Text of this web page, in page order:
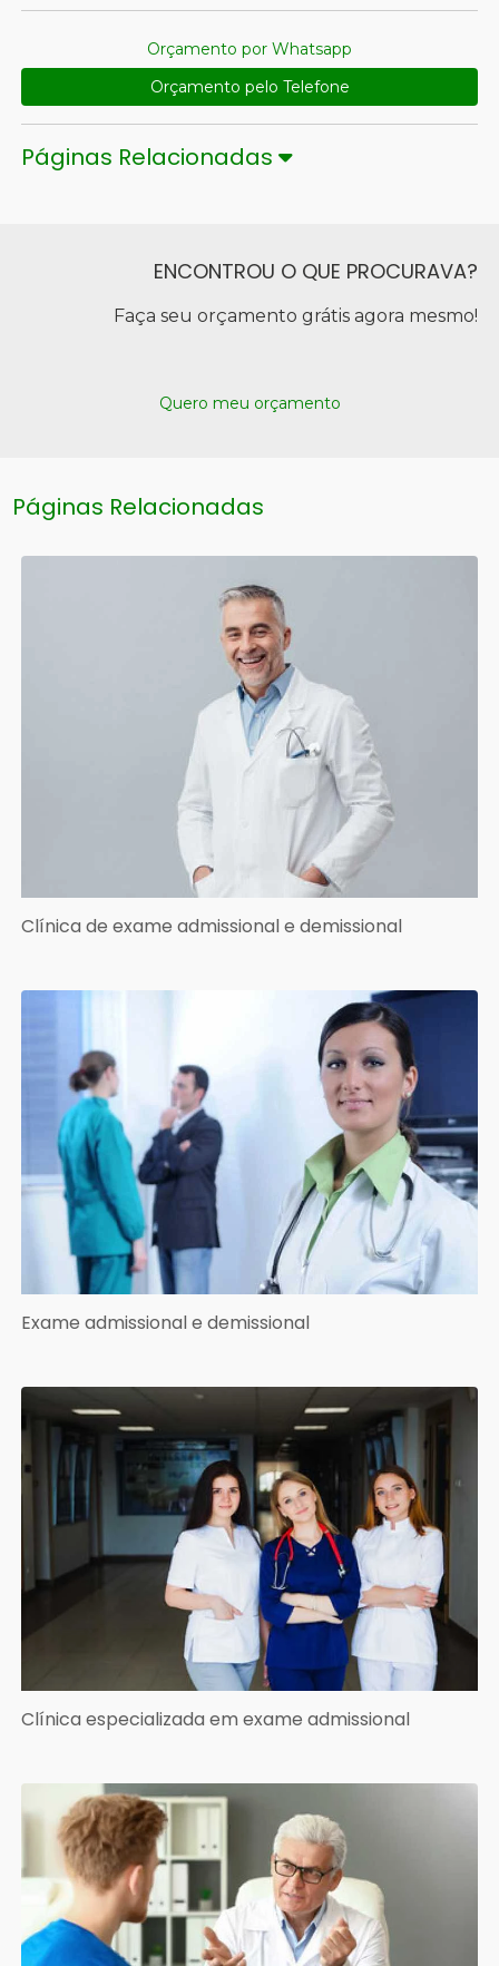
Orçamento por Whatsapp
Orçamento pelo Telefone
Páginas Relacionadas
ENCONTROU O QUE PROCURAVA?
Faça seu orçamento grátis agora mesmo!
Quero meu orçamento
Páginas Relacionadas
Clínica de exame admissional e demissional
Exame admissional e demissional
Clínica especializada em exame admissional